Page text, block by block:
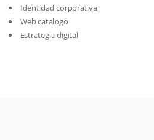
Identidad corporativa
Web catalogo
Estrategia digital